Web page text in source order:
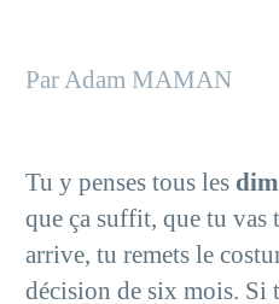
Par Adam MAMAN
Tu y penses tous les
que ça suffit, que tu vas
arrive, tu remets le
décision de six mois. Si